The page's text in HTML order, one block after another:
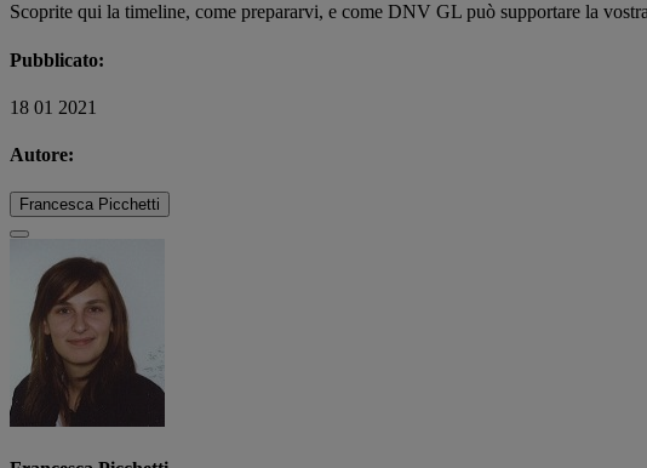
Scoprite qui la timeline, come prepararvi, e come DNV GL può supportare la
Pubblicato:
18 01 2021
Autore:
Francesca Picchetti